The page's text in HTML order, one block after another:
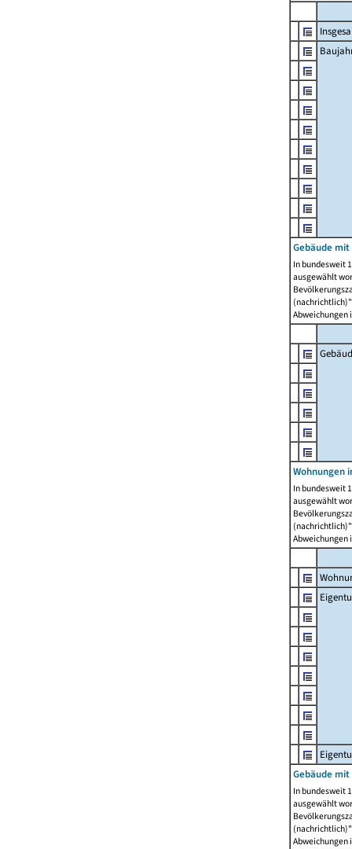
Gebäude mit
In bundesweit
ausgewählt
Abweichungen
Wohnungen
In bundesweit
ausgewählt
Abweichungen
Gebäude
In bundesweit
ausgewählt
Abweichungen